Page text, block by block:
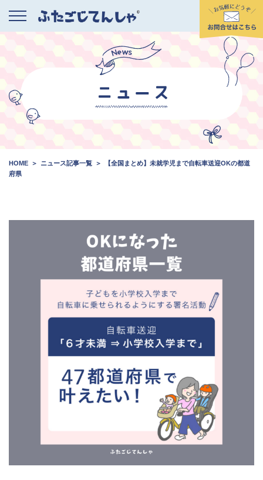
HOME ニュース記事一覧
【全国まとめ】未就学児まで自転車送迎OKの都道
府県